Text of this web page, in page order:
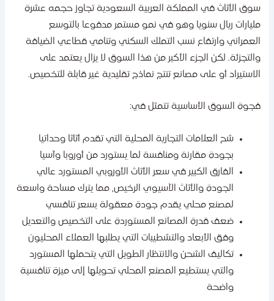
الأثاث في المملكة العربية السعودية تجاوز حجمه عشرة
ريال سنويا وهو في نمو مستمر مدفوعا بالتوسع
وارتفاع نسب التملك السكني وتنامي قطاعي الضيافة
لكن الجزء الأكبر من هذا السوق لا يزال يعتمد على
أو على مصانع تنتج نماذج تقليدية غير قابلة للتخصيص.
السوق الأساسية تتمثل في:
شح العلامات التجارية المحلية التي تقدم أثاثا وحداتيا
بجودة مقارنة ومنافسة لما يستورد من أوروبا وآسيا
الفارق الكبير في سعر الأثاث الأوروبي المستورد عالي
الجودة والأثاث الآسيوي الرخيص، مما يترك مساحة واسعة
لمصنع محلي يقدم جودة معقولة بسعر تنافسي
ضعف قدرة المصانع المستوردة على التخصيص والتعديل
وفق الأبعاد والتشطيبات التي يطلبها العملاء المحليون
تكاليف الشحن والانتظار الطويل التي يتحملها المستورد
والتي يستطيع المصنع المحلي تحويلها إلى ميزة تنافسية
واضحة